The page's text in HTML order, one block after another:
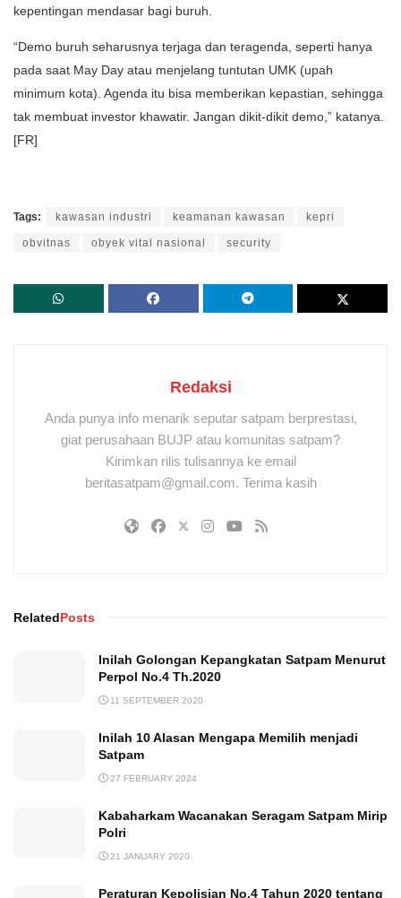
kepentingan mendasar bagi buruh.
“Demo buruh seharusnya terjaga dan teragenda, seperti hanya
pada saat May Day atau menjelang tuntutan UMK (upah
minimum kota). Agenda itu bisa memberikan kepastian, sehingga
tak membuat investor khawatir. Jangan dikit-dikit demo,” katanya.
[FR]
Tags: kawasan industri keamanan kawasan kepri
obvitnas obyek vital nasional security
Redaksi
Anda punya info menarik seputar satpam berprestasi,
giat perusahaan BUJP atau komunitas satpam?
Kirimkan rilis tulisannya ke email
beritasatpam@gmail.com. Terima kasih
RelatedPosts
Inilah Golongan Kepangkatan Satpam Menurut
Perpol No.4 Th.2020
11 SEPTEMBER 2020
Inilah 10 Alasan Mengapa Memilih menjadi
Satpam
27 FEBRUARY 2024
Kabaharkam Wacanakan Seragam Satpam Mirip
Polri
21 JANUARY 2020
Peraturan Kepolisian No.4 Tahun 2020 tentang